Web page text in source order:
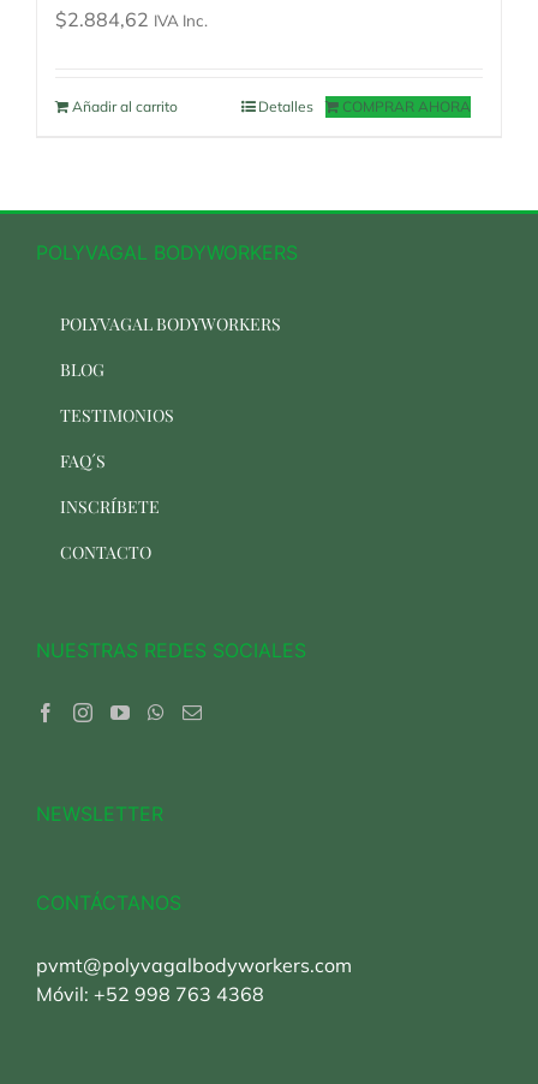
$2.884,62 IVA Inc.
Añadir al carrito COMPRAR AHORA
Detalles
POLYVAGAL BODYWORKERS
POLYVAGAL BODYWORKERS
BLOG
TESTIMONIOS
FAQ´S
INSCRÍBETE
CONTACTO
NUESTRAS REDES SOCIALES
NEWSLETTER
CONTÁCTANOS
pvmt@polyvagalbodyworkers.com
Móvil: +52 998 763 4368